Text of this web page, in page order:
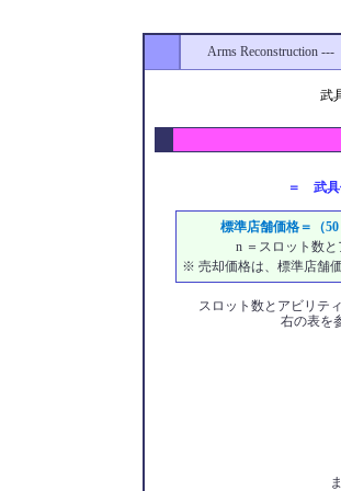
Arms Reconstruction
武
＝ 武
標準店舗価格＝（
n ＝スロット数
※ 売却価格は、標準店舗
スロット数とアビリテ
右の表を